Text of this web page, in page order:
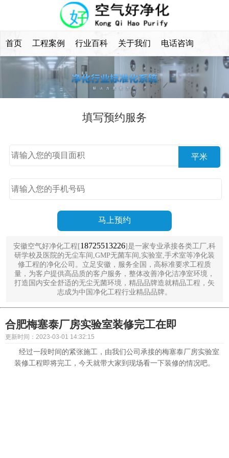
首页 工程案例 行业百科 关于我们 电话咨询
填写预约服务
平米
安徽空气好净化工程[18725513226]是一家专业承接各类工厂,科
研学校及医院的无尘车间,GMP无菌车间,实验室,手术室等净化装
修工程的净化公司。立足安徽，服务全国，高标准要求工程质
量，为客户提供高品质的客户服务，整体改善净化洁净室环境，
打造国内安全舒适的无尘无菌环境，精品品牌造就精品工程，矢
志成为中国净化工程行业精品品牌。
合肥梅塞泰厂房实验室装修完工在即
更新时间：2023-03-01 14:32:15
经过一段时间的紧张施工，由我们公司承接的梅塞泰厂房实验室
装修工程即将完工，今天就带大家到现场看一下装修的情况吧。